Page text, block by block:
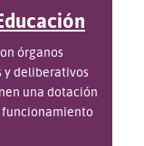
órganos
y deliberativos
una dotación
funcionamiento